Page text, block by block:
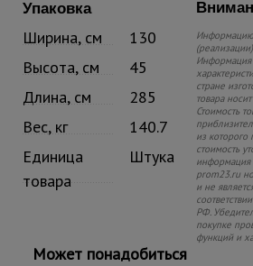
Упаковка
Ширина, см
130
Высота, см
45
Длина, см
285
Вес, кг
140.7
Единица
товара
Штука
Информацию
Информация
стране
товара
Стоимость
из которого
стоимость
информация
prom23.ru
и не
РФ.
покупке
функций и
Может понадобиться